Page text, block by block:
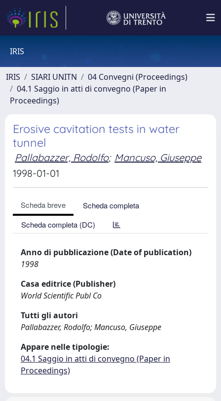
IRIS
IRIS SIARI UNITN
04 Convegni (Proceedings)
04.1 Saggio in atti di convegno (Paper in
Proceedings)
Erosive cavitation tests in water
tunnel
Pallabazzer, Rodolfo; Mancuso, Giuseppe
1998-01-01
Scheda breve
Scheda completa
Scheda completa (DC)
Anno di pubblicazione (Date of publication)
1998
Casa editrice (Publisher)
World Scientific Publ Co
Tutti gli autori
Pallabazzer, Rodolfo; Mancuso, Giuseppe
Appare nelle tipologie:
04.1 Saggio in atti di convegno (Paper in
Proceedings)